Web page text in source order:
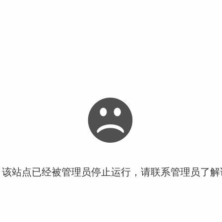
站点已经被管理员停止运行，请联系管理员了